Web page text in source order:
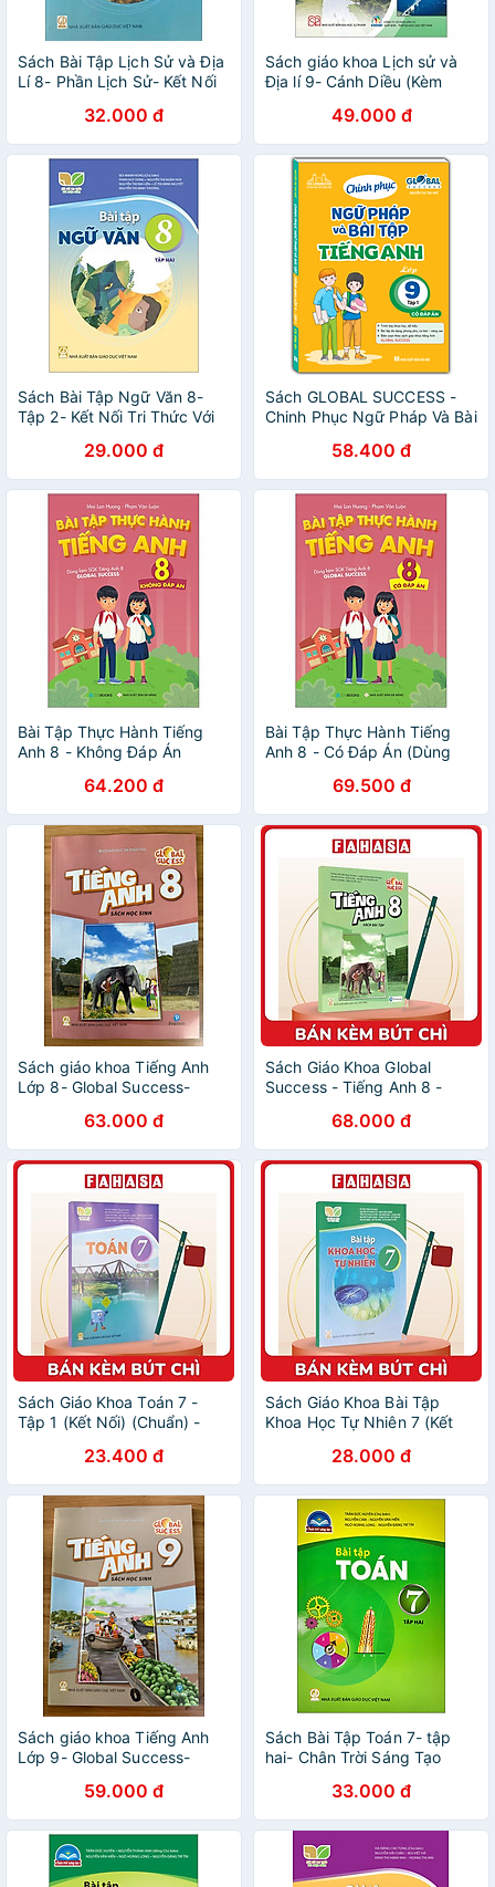
Sách Bài Tập Lịch Sử và Địa
Lí 8- Phần Lịch Sử- Kết Nối
(Kèm nilon bọc sách, nhãn
tên)
32.000 đ
Sách giáo khoa Lịch sử và
Địa lí 9- Cánh Diều (Kèm
49.000 đ
Sách Bài Tập Ngữ Văn 8-
Tập 2- Kết Nối Tri Thức Với
29.000 đ
Sách GLOBAL SUCCESS -
Chinh Phục Ngữ Pháp Và Bài
(Có đáp án)58.400 đ
Bài Tập Thực Hành Tiếng
Anh 8 - Không Đáp Án
Global Success)
64.200 đ
Bài Tập Thực Hành Tiếng
Anh 8 - Có Đáp Án (Dùng
69.500 đ
Sách giáo khoa Tiếng Anh
Lớp 8- Global Success-
nhãn tên)63.000 đ
Sách Giáo Khoa Global
Success - Tiếng Anh 8 -
68.000 đ
Sách Giáo Khoa Toán 7 -
Tập 1 (Kết Nối) (Chuẩn) -
23.400 đ
Sách Giáo Khoa Bài Tập
Khoa Học Tự Nhiên 7 (Kết
28.000 đ
Sách giáo khoa Tiếng Anh
Lớp 9- Global Success-
nhãn tên)59.000 đ
Sách Bài Tập Toán 7- tập
hai- Chân Trời Sáng Tạo
33.000 đ